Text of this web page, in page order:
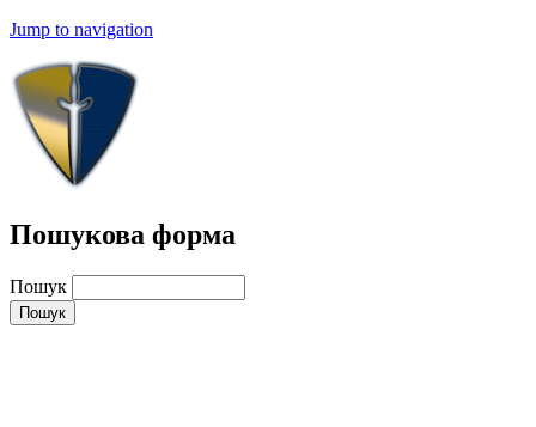
Jump to navigation
Пошукова форма
Пошук